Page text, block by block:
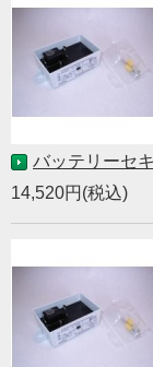
バッテリーセ
14,520円(税込)